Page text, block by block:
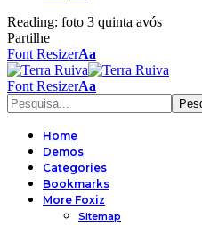
Reading: foto 3 quinta avós
Partilhe
Font ResizerAa
Font ResizerAa
Home
Demos
Categories
Bookmarks
More Foxiz
Sitemap